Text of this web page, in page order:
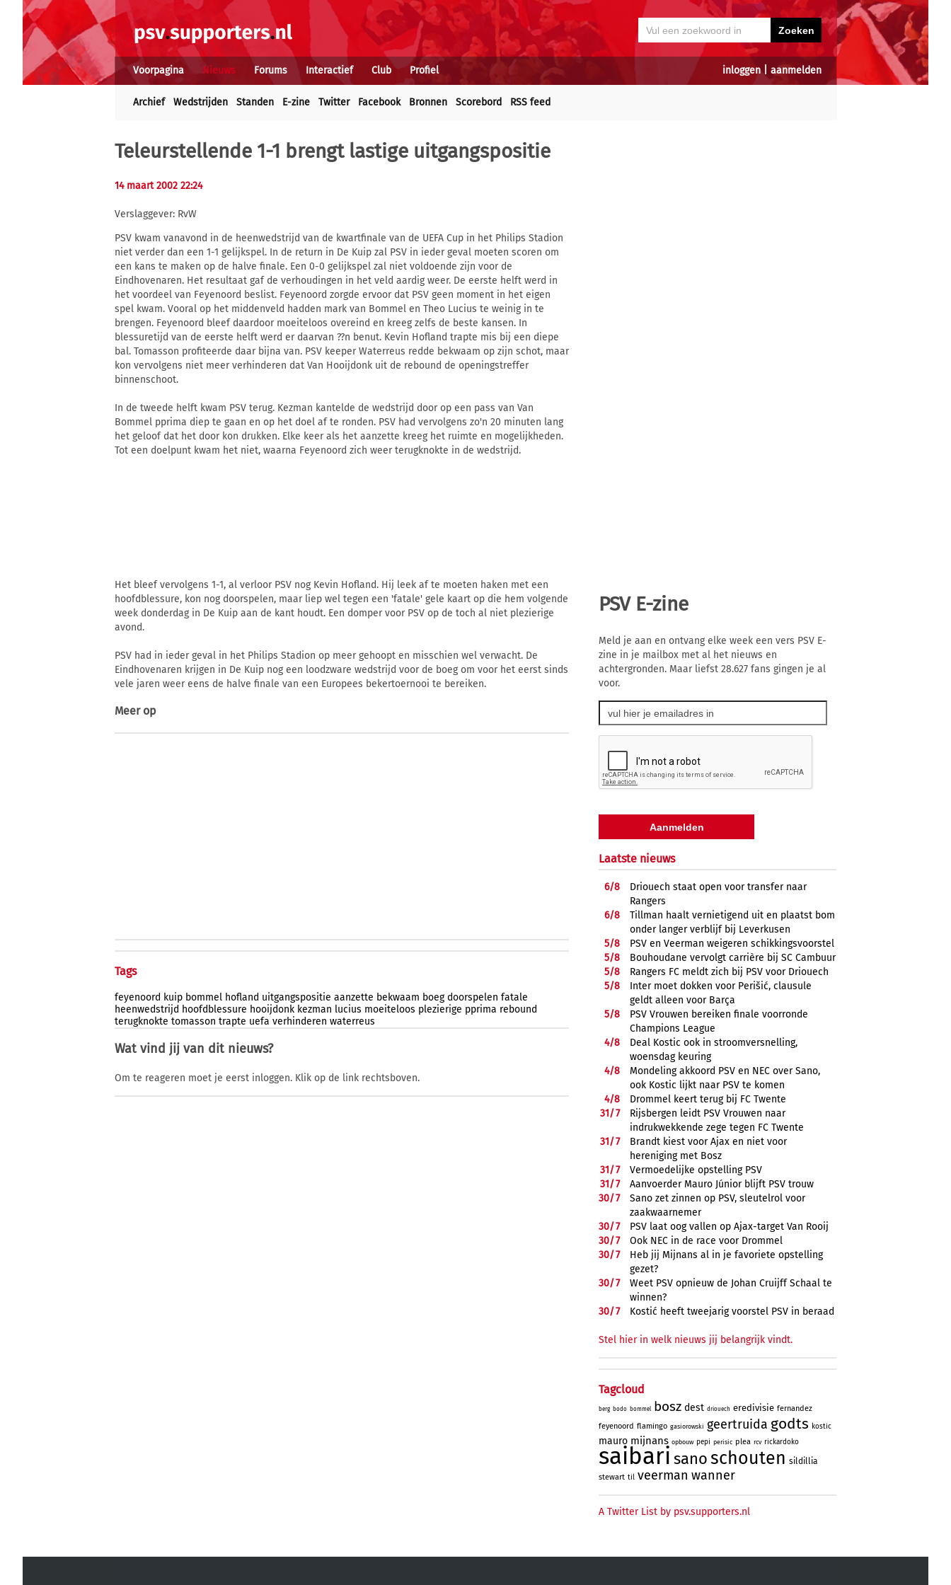
inloggen| aanmelden
Voorpagina Nieuws Forums Interactief Club Profiel
Archief Wedstrijden Standen E-zine Twitter Facebook Bronnen Scorebord RSS feed
Teleurstellende 1-1 brengt lastige uitgangspositie
14 maart 2002 22:24
Verslaggever: RvW
PSV kwam vanavond in de heenwedstrijd van de kwartfinale van de UEFA Cup in het Philips Stadion
niet verder dan een 1-1 gelijkspel. In de return in De Kuip zal PSV in ieder geval moeten scoren om
een kans te maken op de halve finale. Een 0-0 gelijkspel zal niet voldoende zijn voor de
Eindhovenaren. Het resultaat gaf de verhoudingen in het veld aardig weer. De eerste helft werd in
het voordeel van Feyenoord beslist. Feyenoord zorgde ervoor dat PSV geen moment in het eigen
spel kwam. Vooral op het middenveld hadden mark van Bommel en Theo Lucius te weinig in te
brengen. Feyenoord bleef daardoor moeiteloos overeind en kreeg zelfs de beste kansen. In
blessuretijd van de eerste helft werd er daarvan ??n benut. Kevin Hofland trapte mis bij een diepe
bal. Tomasson profiteerde daar bijna van. PSV keeper Waterreus redde bekwaam op zijn schot, maar
kon vervolgens niet meer verhinderen dat Van Hooijdonk uit de rebound de openingstreffer
binnenschoot.
In de tweede helft kwam PSV terug. Kezman kantelde de wedstrijd door op een pass van Van
Bommel pprima diep te gaan en op het doel af te ronden. PSV had vervolgens zo'n 20 minuten lang
het geloof dat het door kon drukken. Elke keer als het aanzette kreeg het ruimte en mogelijkheden.
Tot een doelpunt kwam het niet, waarna Feyenoord zich weer terugknokte in de wedstrijd.
Het bleef vervolgens 1-1, al verloor PSV nog Kevin Hofland. Hij leek af te moeten haken met een
hoofdblessure, kon nog doorspelen, maar liep wel tegen een 'fatale' gele kaart op die hem volgende
week donderdag in De Kuip aan de kant houdt. Een domper voor PSV op de toch al niet plezierige
avond.
PSV had in ieder geval in het Philips Stadion op meer gehoopt en misschien wel verwacht. De
Eindhovenaren krijgen in De Kuip nog een loodzware wedstrijd voor de boeg om voor het eerst sinds
vele jaren weer eens de halve finale van een Europees bekertoernooi te bereiken.
Meer op
Tags
feyenoord kuip bommel hofland uitgangspositie aanzette bekwaam boeg doorspelen fatale
heenwedstrijd hoofdblessure hooijdonk kezman lucius moeiteloos plezierige pprima rebound
terugknokte tomasson trapte uefa verhinderen waterreus
Wat vind jij van dit nieuws?
Om te reageren moet je eerst inloggen. Klik op de link rechtsboven.
PSV E-zine
Meld je aan en ontvang elke week een vers PSV E-
zine in je mailbox met al het nieuws en
achtergronden. Maar liefst 28.627 fans gingen je al
voor.
Laatste nieuws
6/8
Driouech staat open voor transfer naar
Rangers
6/8
Tillman haalt vernietigend uit en plaatst bom
onder langer verblijf bij Leverkusen
5/8
PSV en Veerman weigeren schikkingsvoorstel
5/8
Bouhoudane vervolgt carrière bij SC Cambuur
5/8
Rangers FC meldt zich bij PSV voor Driouech
5/8
Inter moet dokken voor Perišić, clausule
geldt alleen voor Barça
5/8
PSV Vrouwen bereiken finale voorronde
Champions League
4/8
Deal Kostic ook in stroomversnelling,
woensdag keuring
4/8
Mondeling akkoord PSV en NEC over Sano,
ook Kostic lijkt naar PSV te komen
4/8
Drommel keert terug bij FC Twente
31/7
Rijsbergen leidt PSV Vrouwen naar
indrukwekkende zege tegen FC Twente
31/7
Brandt kiest voor Ajax en niet voor
hereniging met Bosz
31/7
Vermoedelijke opstelling PSV
31/7
Aanvoerder Mauro Júnior blijft PSV trouw
30/7
Sano zet zinnen op PSV, sleutelrol voor
zaakwaarnemer
30/7
PSV laat oog vallen op Ajax-target Van Rooij
30/7
Ook NEC in de race voor Drommel
30/7
Heb jij Mijnans al in je favoriete opstelling
gezet?
30/7
Weet PSV opnieuw de Johan Cruijff Schaal te
winnen?
30/7 Kostić heeft tweejarig voorstel PSV in beraad
Stel hier in welk nieuws jij belangrijk vindt.
Tagcloud
berg bodo bommel bosz dest driouech eredivisie fernandez
feyenoord flamingo gasiorowski geertruida godts kostic
mauro mijnans opbouw pepi perisic plea rcv rickardoko
saibari sanoschouten sildillia
stewart til veerman wanner
A Twitter List by psv.supporters.nl